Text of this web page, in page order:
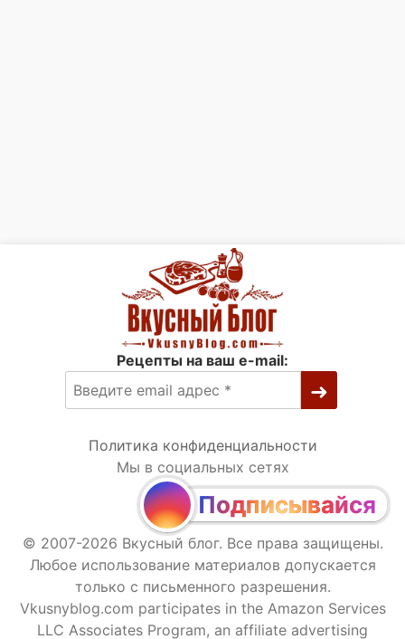
Рецепты на ваш e-mail:
Политика конфиденциальности
Мы в социальных сетях
Подписывайся
© 2007-2026 Вкусный блог. Все права защищены.
Любое использование материалов допускается
только с письменного разрешения.
Vkusnyblog.com participates in the Amazon Services
LLC Associates Program, an affiliate advertising